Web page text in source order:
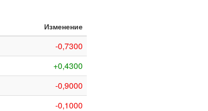
Изменение
-0,7300
+0,4300
-0,9000
-0,1000